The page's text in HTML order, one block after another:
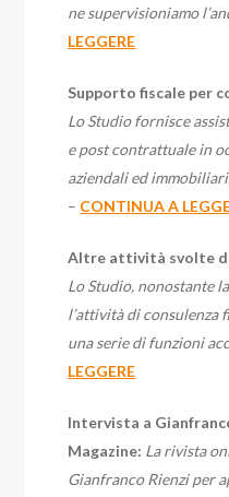
ne supervisioniamo
LEGGERE
Supporto fiscale per
Lo Studio fornisce
e post contrattuale in
aziendali ed
– CONTINUA A
Altre attività svolte
Lo Studio, nonostante
l’attività di consulenza
una serie di funzioni
LEGGERE
Intervista a
Magazine: La rivista
Gianfranco Rienzi per